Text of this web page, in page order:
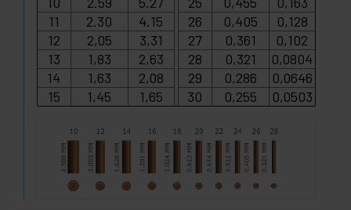
11
2.30 4.15 26 0,405
0,128
12
2,05 3,31 27 0,361
0,102
13
1,83 2,63 28 0,321
0,0804
14
1,63 2,08 29 0,286
0,0646
15
1,45 1,65 30 0,255 0,0503